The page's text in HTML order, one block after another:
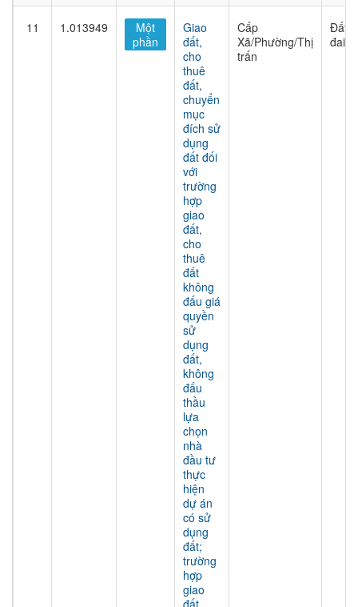
11 1.013949
Một
phần
Giao
đất,
cho
thuê
đất,
chuyển
mục
đích sử
dụng
đất đối
với
trường
hợp
giao
đất,
cho
thuê
đất
không
đấu giá
quyền
sử
dụng
đất,
không
đấu
thầu
lựa
chọn
nhà
đầu tư
thực
hiện
dự án
có sử
dụng
đất;
trường
hợp
giao
đất,
Cấp
Xã/Phường/Thị
trấn
Đất
đai